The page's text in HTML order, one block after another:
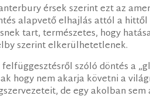
érsek szerint ezt az
alapvető elhajlás attól a hittől
tart, természetes, hogy
szerint elkerülhetetlenek.
szóló döntés a
hogy nem akarja követni a
de egy akolban sem